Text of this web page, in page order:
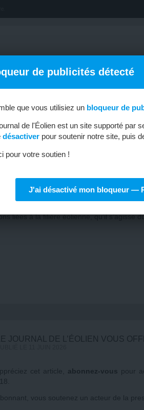
D’EMPLOI MÉTIERS &
l’actualité de l’éolien, le blog vous
aux différents évènements, sur nos offres
liées à la filière éolienne, qu’il s’agisse
LE JOURNAL DE L’ÉOLIEN VOUS
cet article, abonnez-vous pour
vous soutenez un acteur de la
de publicités détecté
que vous utilisiez un bloqueur de
de l'Éolien est un site supporté par
désactiver pour soutenir notre site, puis
pour votre soutien !
J'ai désactivé mon bloqueur —